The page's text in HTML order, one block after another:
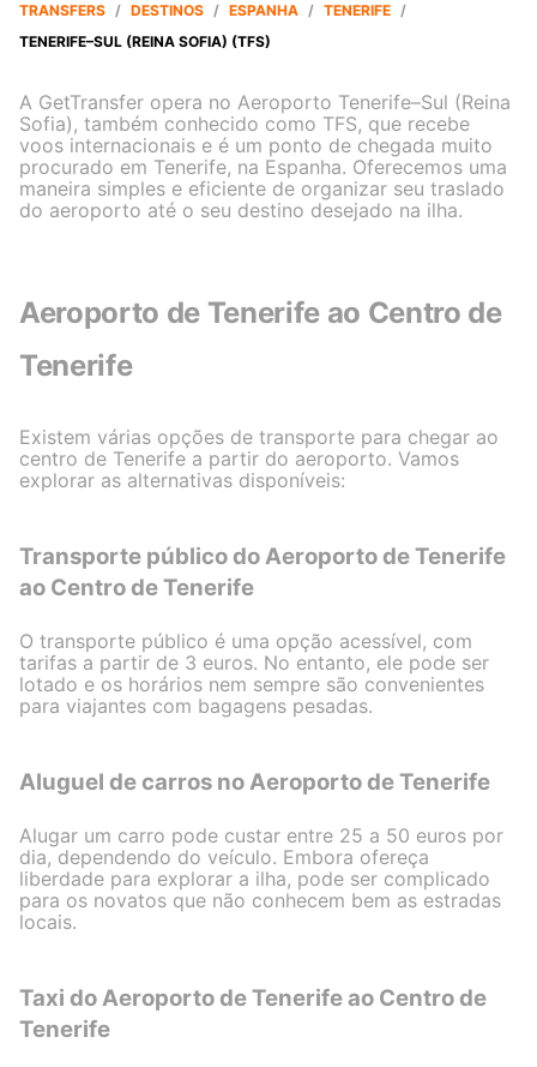
TRANSFERS / DESTINOS / ESPANHA / TENERIFE /
TENERIFE–SUL (REINA SOFIA) (TFS)
A GetTransfer opera no Aeroporto Tenerife–Sul (Reina
Sofia), também conhecido como TFS, que recebe
voos internacionais e é um ponto de chegada muito
procurado em Tenerife, na Espanha. Oferecemos uma
maneira simples e eficiente de organizar seu traslado
do aeroporto até o seu destino desejado na ilha.
Aeroporto de Tenerife ao Centro de
Tenerife
Existem várias opções de transporte para chegar ao
centro de Tenerife a partir do aeroporto. Vamos
explorar as alternativas disponíveis:
Transporte público do Aeroporto de Tenerife
ao Centro de Tenerife
O transporte público é uma opção acessível, com
tarifas a partir de 3 euros. No entanto, ele pode ser
lotado e os horários nem sempre são convenientes
para viajantes com bagagens pesadas.
Aluguel de carros no Aeroporto de Tenerife
Alugar um carro pode custar entre 25 a 50 euros por
dia, dependendo do veículo. Embora ofereça
liberdade para explorar a ilha, pode ser complicado
para os novatos que não conhecem bem as estradas
locais.
Taxi do Aeroporto de Tenerife ao Centro de
Tenerife